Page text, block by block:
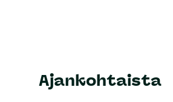
Ajankohtaista